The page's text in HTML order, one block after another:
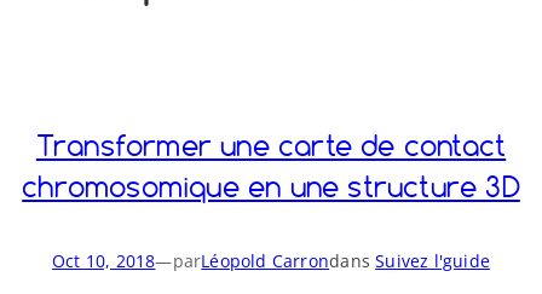
Transformer une carte de contact
chromosomique en une structure 3D
Oct 10, 2018—parLéopold CarrondansSuivez l'guide